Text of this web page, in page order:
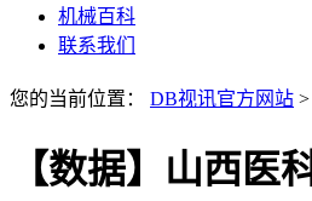
机械百科
联系我们
您的当前位置： DB视讯官方网站 >
【数据】山西医